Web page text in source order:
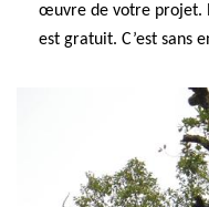
œuvre de votre projet.
est gratuit. C’est sans